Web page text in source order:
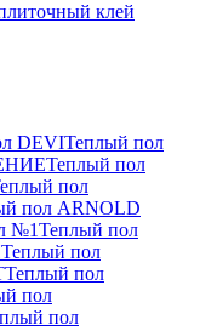
клей
DEVIТеплый пол
Теплый пол
пол
пол ARNOLD
№1Теплый пол
Теплый пол
Теплый пол
пол
пол